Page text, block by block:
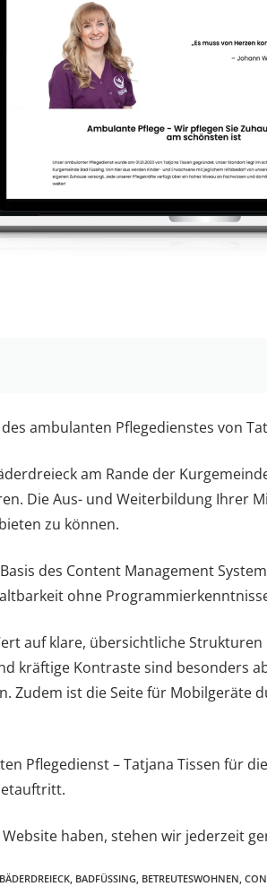
ambulanten Pflegedienstes von
am Rande der
Die Aus- und Weiterbildung Ihrer
zu können.
des Content Management
ohne
auf klare, übersichtliche
kräftige Kontraste sind besonders
Zudem ist die Seite für Mobilgeräte
Pflegedienst – Tatjana Tissen für
Website haben, stehen wir jederzeit
BÄDERDREIECK BADFÜSSING BETREUTESWOHNEN